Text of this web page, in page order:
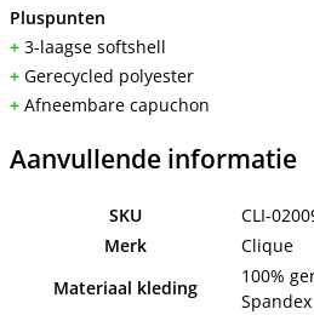
Pluspunten
+ 3-laagse softshell
+ Gerecycled polyester
+ Afneembare capuchon
Aanvullende informatie
SKU
CLI-
Merk
Clique
Materiaal kleding
100%
Spandex